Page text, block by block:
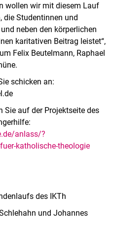
wollen wir mit diesem Lauf
die Studentinnen und
neben den körperlichen
karitativen Beitrag leistet“,
Felix Beutelmann, Raphael
schicken an:
Sie auf der Projektseite des
anlass/?
katholische-theologie
des IKTh
und Johannes